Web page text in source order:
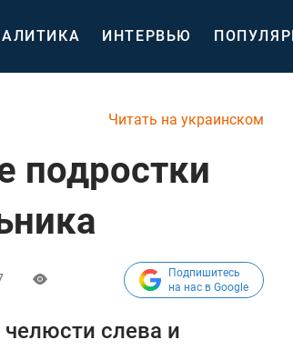
ИНТЕРВЬЮ
Читать на украинском
подростки
Подпишитесь
на нас в Google
слева и